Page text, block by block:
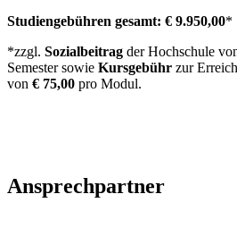
Studiengebühren gesamt: € 9.950,00*
*zzgl. Sozialbeitrag der Hochschule
Semester sowie Kursgebühr zur
von € 75,00 pro Modul.
Ansprechpartner